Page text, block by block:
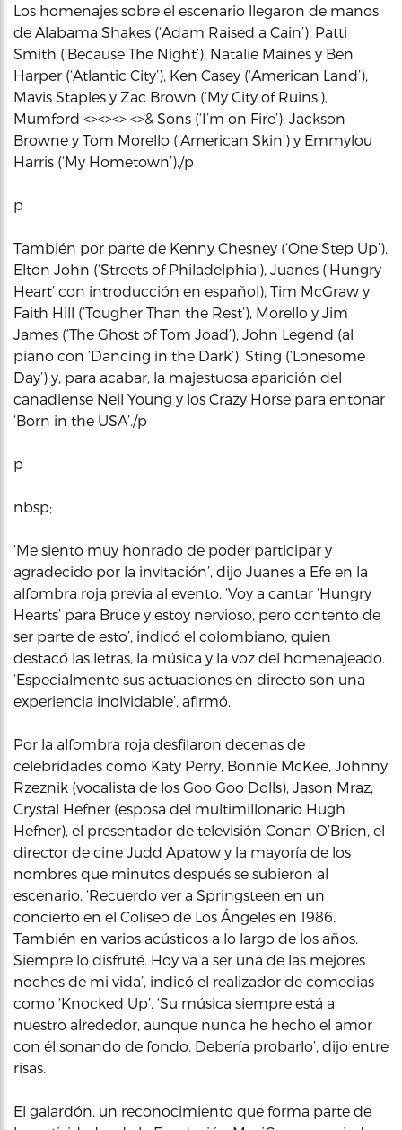
Los homenajes sobre el escenario llegaron de manos
de Alabama Shakes (‘Adam Raised a Cain’), Patti
Smith (‘Because The Night’), Natalie Maines y Ben
Harper (‘Atlantic City’), Ken Casey (‘American Land’),
Mavis Staples y Zac Brown (‘My City of Ruins’),
Mumford <><><> <>& Sons (‘I’m on Fire’), Jackson
Browne y Tom Morello (‘American Skin’) y Emmylou
Harris (‘My Hometown’)./p
p
También por parte de Kenny Chesney (‘One Step Up’),
Elton John (‘Streets of Philadelphia’), Juanes (‘Hungry
Heart’ con introducción en español), Tim McGraw y
Faith Hill (‘Tougher Than the Rest’), Morello y Jim
James (‘The Ghost of Tom Joad’), John Legend (al
piano con ‘Dancing in the Dark’), Sting (‘Lonesome
Day’) y, para acabar, la majestuosa aparición del
canadiense Neil Young y los Crazy Horse para entonar
‘Born in the USA’./p
p
nbsp;
‘Me siento muy honrado de poder participar y
agradecido por la invitación’, dijo Juanes a Efe en la
alfombra roja previa al evento. ‘Voy a cantar ‘Hungry
Hearts’ para Bruce y estoy nervioso, pero contento de
ser parte de esto’, indicó el colombiano, quien
destacó las letras, la música y la voz del homenajeado.
‘Especialmente sus actuaciones en directo son una
experiencia inolvidable’, afirmó.
Por la alfombra roja desfilaron decenas de
celebridades como Katy Perry, Bonnie McKee, Johnny
Rzeznik (vocalista de los Goo Goo Dolls), Jason Mraz,
Crystal Hefner (esposa del multimillonario Hugh
Hefner), el presentador de televisión Conan O’Brien, el
director de cine Judd Apatow y la mayoría de los
nombres que minutos después se subieron al
escenario. ‘Recuerdo ver a Springsteen en un
concierto en el Coliseo de Los Ángeles en 1986.
También en varios acústicos a lo largo de los años.
Siempre lo disfruté. Hoy va a ser una de las mejores
noches de mi vida’, indicó el realizador de comedias
como ‘Knocked Up’. ‘Su música siempre está a
nuestro alrededor, aunque nunca he hecho el amor
con él sonando de fondo. Debería probarlo’, dijo entre
risas.
El galardón, un reconocimiento que forma parte de